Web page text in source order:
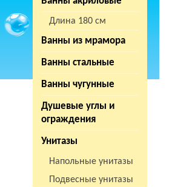
Длина 180 см
Ванны из мрамора
Ванны стальные
Ванны чугунные
Душевые углы и
ограждения
Унитазы
Напольные унитазы
Подвесные унитазы